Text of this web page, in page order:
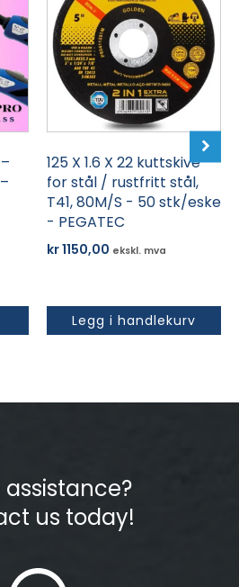
125 X 1.6 X 22 kuttskive
for stål / rustfritt stål,
T41, 80M/S - 50 stk/eske
- PEGATEC
kr1150,00 ekskl. mva
Legg i handlekurv
assistance?
us today!